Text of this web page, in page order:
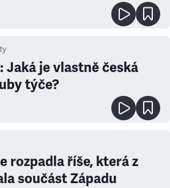
Jaká je vlastně česká
týče?
rozpadla říše, která z
součást Západu